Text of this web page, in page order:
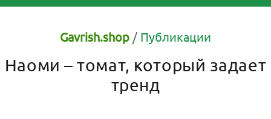
Gavrish.shop / Публикации
Наоми – томат, который задает
тренд